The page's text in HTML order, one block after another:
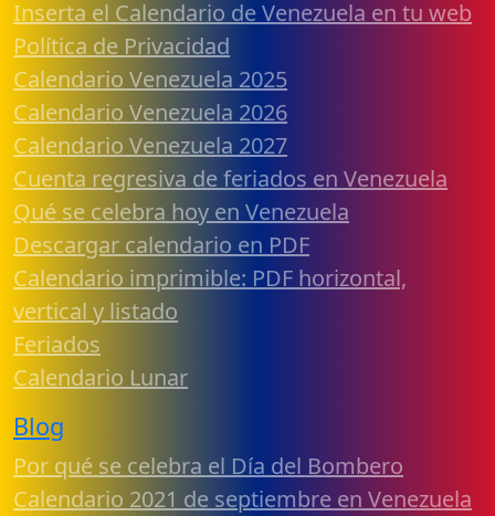
Inserta el Calendario de Venezuela en tu web
Política de Privacidad
Calendario Venezuela 2025
Calendario Venezuela 2026
Calendario Venezuela 2027
Cuenta regresiva de feriados en Venezuela
Qué se celebra hoy en Venezuela
Descargar calendario en PDF
Calendario imprimible: PDF horizontal,
vertical y listado
Feriados
Calendario Lunar
Blog
Por qué se celebra el Día del Bombero
Calendario 2021 de septiembre en Venezuela